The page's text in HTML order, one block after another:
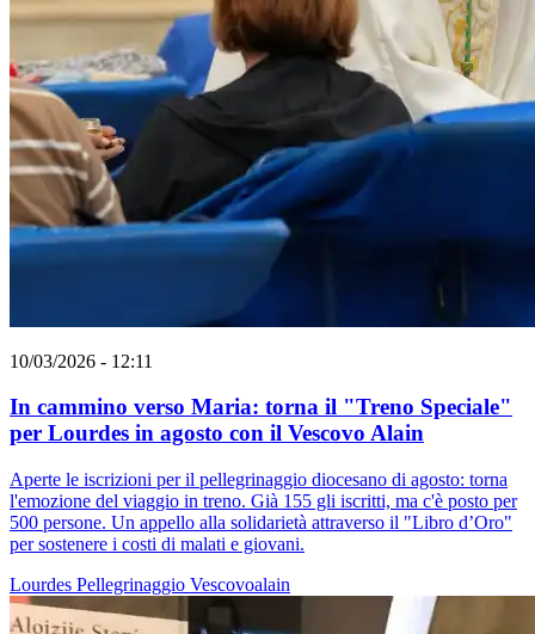
10/03/2026 - 12:11
In cammino verso Maria: torna il "Treno Speciale"
per Lourdes in agosto con il Vescovo Alain
Aperte le iscrizioni per il pellegrinaggio diocesano di agosto: torna
l'emozione del viaggio in treno. Già 155 gli iscritti, ma c'è posto per
500 persone. Un appello alla solidarietà attraverso il "Libro d’Oro"
per sostenere i costi di malati e giovani.
Lourdes Pellegrinaggio Vescovoalain